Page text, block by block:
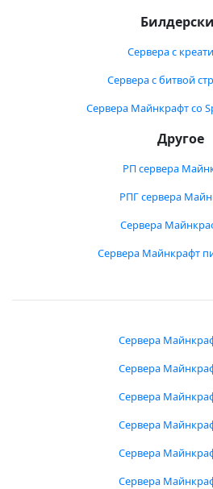
Сервера с
Сервера с битвой
Сервера Майнкрафт со
Другое
РП сервера
РПГ сервера
Сервера
Сервера Майнкрафт
Сервера
Сервера
Сервера
Сервера
Сервера
Сервера